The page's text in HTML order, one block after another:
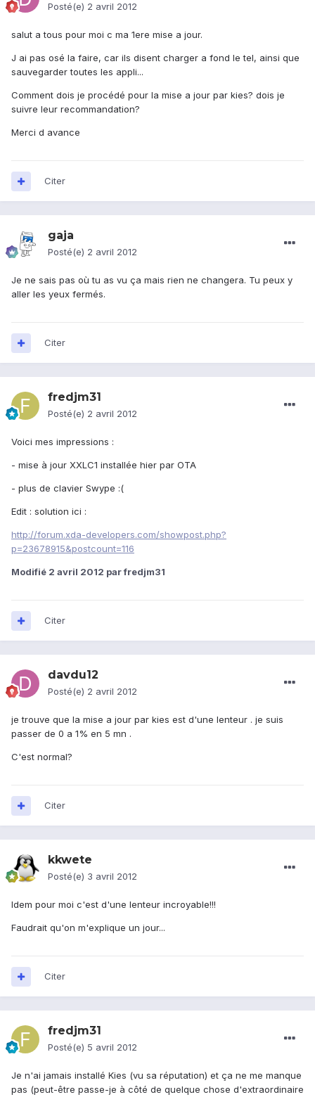
Posté(e) 2 avril 2012
salut a tous pour moi c ma 1ere mise a jour.
J ai pas osé la faire, car ils disent charger a fond le tel, ainsi que
sauvegarder toutes les appli...
Comment dois je procédé pour la mise a jour par kies? dois je
suivre leur recommandation?
Merci d avance
Citer
gaja
Posté(e) 2 avril 2012
Je ne sais pas où tu as vu ça mais rien ne changera. Tu peux y
aller les yeux fermés.
Citer
fredjm31
Posté(e) 2 avril 2012
Voici mes impressions :
- mise à jour XXLC1 installée hier par OTA
- plus de clavier Swype :(
Edit : solution ici :
http://forum.xda-developers.com/showpost.php?
p=23678915&postcount=116
Modifié 2 avril 2012 par fredjm31
Citer
davdu12
Posté(e) 2 avril 2012
je trouve que la mise a jour par kies est d'une lenteur . je suis
passer de 0 a 1% en 5 mn .
C'est normal?
Citer
kkwete
Posté(e) 3 avril 2012
Idem pour moi c'est d'une lenteur incroyable!!!
Faudrait qu'on m'explique un jour...
Citer
fredjm31
Posté(e) 5 avril 2012
Je n'ai jamais installé Kies (vu sa réputation) et ça ne me manque
pas (peut-être passe-je à côté de quelque chose d'extraordinaire